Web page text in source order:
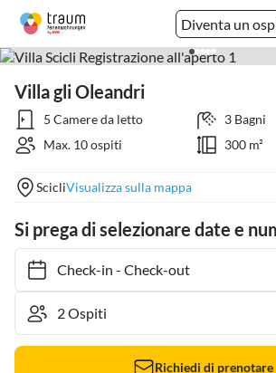
Diventa un
Villa gli Oleandri
5 Camere da letto
3 Bagni
Max. 10 ospiti
300 m²
ScicliVisualizza sulla mappa
Si prega di selezionare date e
Check-in- Check-out
Richiedi di prenotare